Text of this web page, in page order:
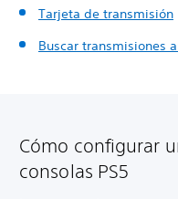
Tarjeta de transmisión
Buscar transmisiones
Cómo configurar
consolas PS5